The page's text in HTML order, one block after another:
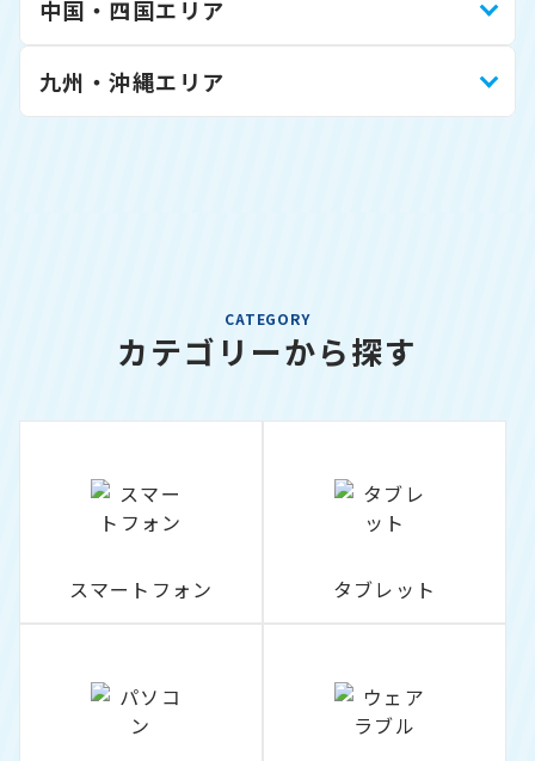
中国・四国エリア
九州・沖縄エリア
CATEGORY
カテゴリーから探す
スマートフォン タブレット